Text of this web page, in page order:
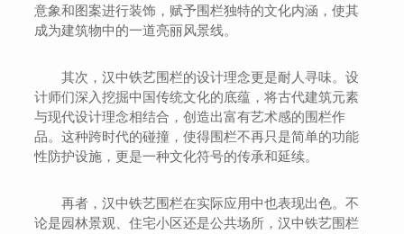
意象和图案进行装饰，赋予围栏独特的文化内涵，使其
成为建筑物中的一道亮丽风景线。
其次，汉中铁艺围栏的设计理念更是耐人寻味。设
计师们深入挖掘中国传统文化的底蕴，将古代建筑元素
与现代设计理念相结合，创造出富有艺术感的围栏作
品。这种跨时代的碰撞，使得围栏不再只是简单的功能
性防护设施，更是一种文化符号的传承和延续。
再者，汉中铁艺围栏在实际应用中也表现出色。不
论是园林景观、住宅小区还是公共场所，汉中铁艺围栏